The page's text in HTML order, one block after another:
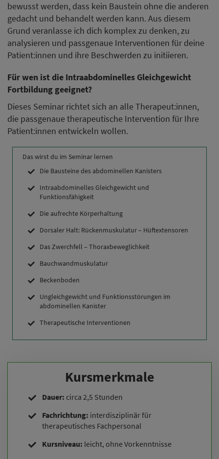
bewusst werden, dass kein Baustein ohne die anderen
gedacht und behandelt werden kann. Aus diesem
Grund veranlasse ich dich komplex zu denken, zu
analysieren und passgenaue Interventionen für deine
Patient:innen und ihre Beschwerden zu initiieren.
Für wen ist die Intraabdominelles Gleichgewicht
Fortbildung geeignet?
Dieses Seminar richtet sich an alle Therapeut:innen,
die passgenaue therapeutische Intervention für Ihre
Patient:innen entwickeln wollen.
Das wirst du im Seminar lernen
Die Bausteine des abdominellen Kanisters
Intraabdominelles Gleichgewicht und
Funktionsfähigkeit
Die aufrechte Körperhaltung
Dorsaler Halt: Rückenmuskulatur – Hüftextensoren
Das Zwerchfell – Thoraxbeweglichkeit
Bauchwandmuskulatur
Beckenboden
Ungleichgewicht und Funktionsstörungen im
abdominellen Kanister
Therapeutische Interventionen
Kursmerkmale
Dauer: circa 2,5 Stunden
Fachrichtung: interdisziplinär für
therapeutisches Fachpersonal
Kursniveau: leicht, ohne Vorkenntnisse